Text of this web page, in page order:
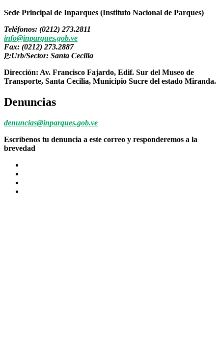
Sede Principal de Inparques (Instituto Nacional de Parques)
Teléfonos: (0212) 273.2811
info@inparques.gob.ve
Fax: (0212) 273.2887
P:Urb/Sector: Santa Cecilia
Dirección: Av. Francisco Fajardo, Edif. Sur del Museo de
Transporte, Santa Cecilia, Municipio Sucre del estado Miranda.
Denuncias
denuncias@inparques.gob.ve
Escríbenos tu denuncia a este correo y responderemos a la
brevedad